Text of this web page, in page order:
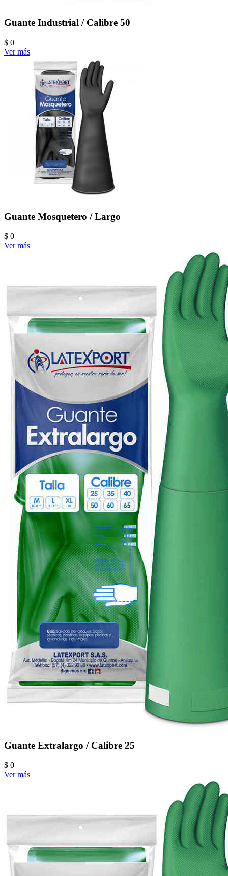
Guante Industrial / Calibre 50
$ 0
Ver más
Guante Mosquetero / Largo
$ 0
Ver más
Guante Extralargo / Calibre 25
$ 0
Ver más